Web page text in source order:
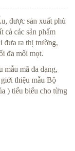
được sản xuất phù
cả các sản phẩm
đưa ra thị trường,
đa mối mọt.
mã đa dạng,
thiệu mẫu Bộ
) tiểu biểu cho từng